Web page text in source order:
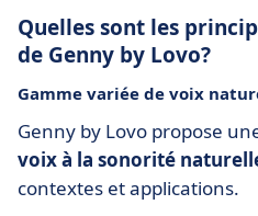
Quelles sont les
de Genny by Lovo?
Gamme variée de voix
Genny by Lovo propose
voix à la sonorité
contextes et applications.